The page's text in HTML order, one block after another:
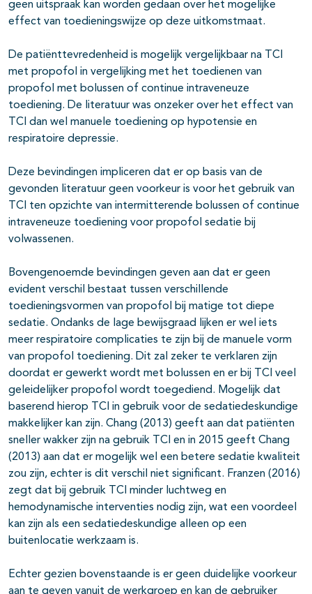
geen uitspraak kan worden gedaan over het mogelijke
effect van toedieningswijze op deze uitkomstmaat.
De patiënttevredenheid is mogelijk vergelijkbaar na TCI
met propofol in vergelijking met het toedienen van
propofol met bolussen of continue intraveneuze
toediening. De literatuur was onzeker over het effect van
TCI dan wel manuele toediening op hypotensie en
respiratoire depressie.
Deze bevindingen impliceren dat er op basis van de
gevonden literatuur geen voorkeur is voor het gebruik van
TCI ten opzichte van intermitterende bolussen of continue
intraveneuze toediening voor propofol sedatie bij
volwassenen.
Bovengenoemde bevindingen geven aan dat er geen
evident verschil bestaat tussen verschillende
toedieningsvormen van propofol bij matige tot diepe
sedatie. Ondanks de lage bewijsgraad lijken er wel iets
meer respiratoire complicaties te zijn bij de manuele vorm
van propofol toediening. Dit zal zeker te verklaren zijn
doordat er gewerkt wordt met bolussen en er bij TCI veel
geleidelijker propofol wordt toegediend. Mogelijk dat
baserend hierop TCI in gebruik voor de sedatiedeskundige
makkelijker kan zijn. Chang (2013) geeft aan dat patiënten
sneller wakker zijn na gebruik TCI en in 2015 geeft Chang
(2013) aan dat er mogelijk wel een betere sedatie kwaliteit
zou zijn, echter is dit verschil niet significant. Franzen (2016)
zegt dat bij gebruik TCI minder luchtweg en
hemodynamische interventies nodig zijn, wat een voordeel
kan zijn als een sedatiedeskundige alleen op een
buitenlocatie werkzaam is.
Echter gezien bovenstaande is er geen duidelijke voorkeur
aan te geven vanuit de werkgroep en kan de gebruiker